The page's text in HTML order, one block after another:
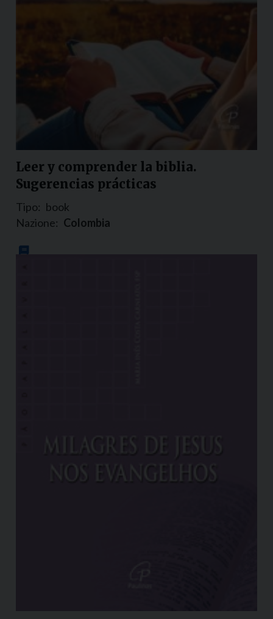
Leer y comprender la biblia.
Sugerencias prácticas
Tipo: book
Nazione: Colombia